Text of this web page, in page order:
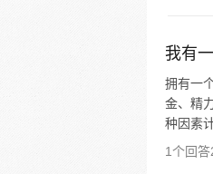
我有
拥有一
金、精
种因素
1个回答